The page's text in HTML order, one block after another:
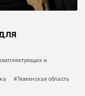
и
#Тюменская область